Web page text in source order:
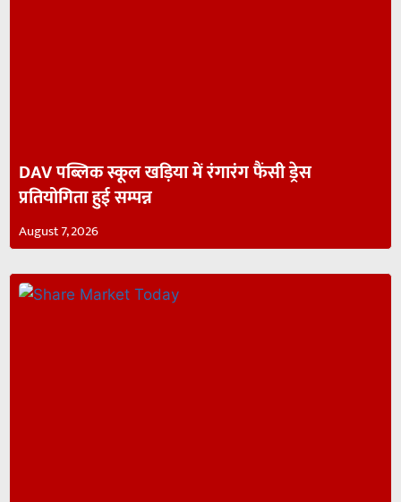
DAV पब्लिक स्कूल खड़िया में रंगारंग फैंसी ड्रेस
प्रतियोगिता हुई सम्पन्न
August 7, 2026